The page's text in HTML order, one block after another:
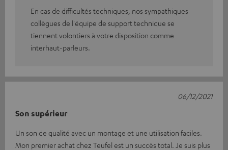
En cas de difficultés techniques, nos sympathiques
collègues de l'équipe de support technique se
tiennent volontiers à votre disposition comme
interhaut-parleurs.
Son supérieur
Un son de qualité avec un montage et une utilisation faciles.
Mon premier achat chez Teufel est un succès total. Je suis plus
06/12/2021